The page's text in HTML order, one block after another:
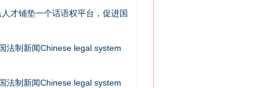
才铺垫一个话语权平台，促进国
法制新闻Chinese legal system
法制新闻Chinese legal system
法官巧妙执行解纠纷